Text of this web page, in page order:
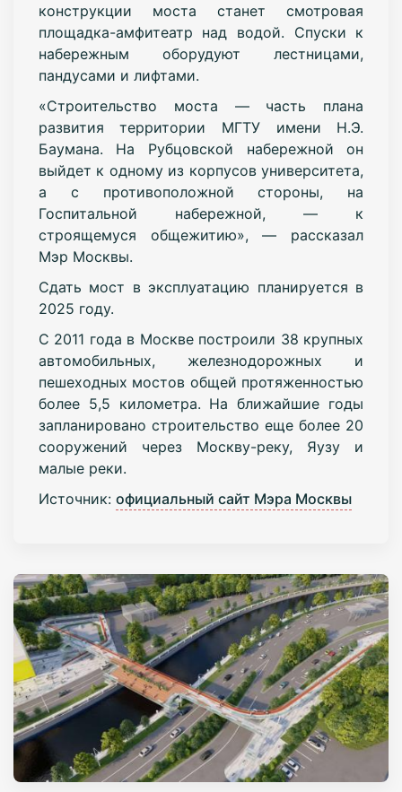
конструкции моста станет смотровая
площадка-амфитеатр над водой. Спуски к
набережным оборудуют лестницами,
пандусами и лифтами.
«Строительство моста — часть плана
развития территории МГТУ имени Н.Э.
Баумана. На Рубцовской набережной он
выйдет к одному из корпусов университета,
а с противоположной стороны, на
Госпитальной набережной, — к
строящемуся общежитию», — рассказал
Мэр Москвы.
Сдать мост в эксплуатацию планируется в
2025 году.
С 2011 года в Москве построили 38 крупных
автомобильных, железнодорожных и
пешеходных мостов общей протяженностью
более 5,5 километра. На ближайшие годы
запланировано строительство еще более 20
сооружений через Москву-реку, Яузу и
малые реки.
Источник: официальный сайт Мэра Москвы